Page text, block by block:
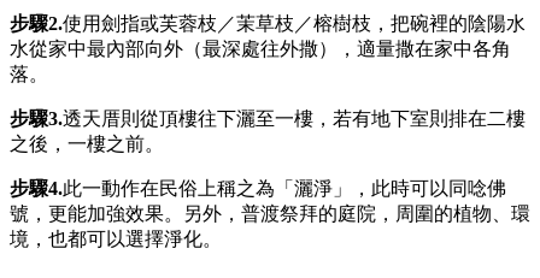
步驟2.使用劍指或芙蓉枝／茉草枝／榕樹枝，把碗裡的陰陽水
水從家中最內部向外（最深處往外撒），適量撒在家中各角
落。
步驟3.透天厝則從頂樓往下灑至一樓，若有地下室則排在二樓
之後，一樓之前。
步驟4.此一動作在民俗上稱之為「灑淨」，此時可以同唸佛
號，更能加強效果。另外，普渡祭拜的庭院，周圍的植物、環
境，也都可以選擇淨化。